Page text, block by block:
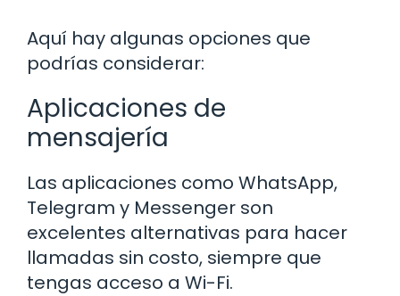
Aquí hay algunas opciones que
podrías considerar:
Aplicaciones de
mensajería
Las aplicaciones como WhatsApp,
Telegram y Messenger son
excelentes alternativas para hacer
llamadas sin costo, siempre que
tengas acceso a Wi-Fi.